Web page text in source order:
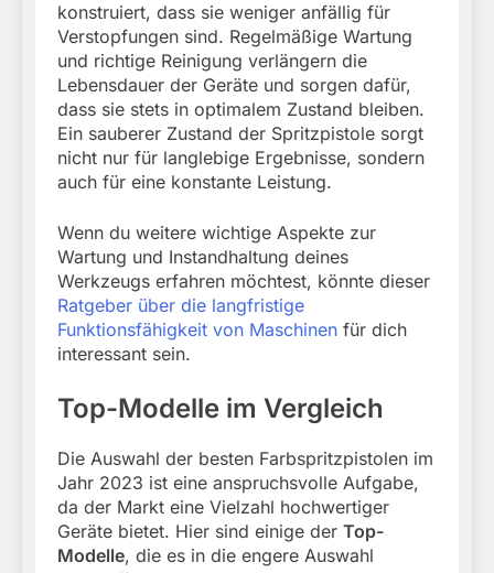
konstruiert, dass sie weniger anfällig für
Verstopfungen sind. Regelmäßige Wartung
und richtige Reinigung verlängern die
Lebensdauer der Geräte und sorgen dafür,
dass sie stets in optimalem Zustand bleiben.
Ein sauberer Zustand der Spritzpistole sorgt
nicht nur für langlebige Ergebnisse, sondern
auch für eine konstante Leistung.
Wenn du weitere wichtige Aspekte zur
Wartung und Instandhaltung deines
Werkzeugs erfahren möchtest, könnte dieser
Ratgeber über die langfristige
Funktionsfähigkeit von Maschinen für dich
interessant sein.
Top-Modelle im Vergleich
Die Auswahl der besten Farbspritzpistolen im
Jahr 2023 ist eine anspruchsvolle Aufgabe,
da der Markt eine Vielzahl hochwertiger
Geräte bietet. Hier sind einige der Top-
Modelle, die es in die engere Auswahl